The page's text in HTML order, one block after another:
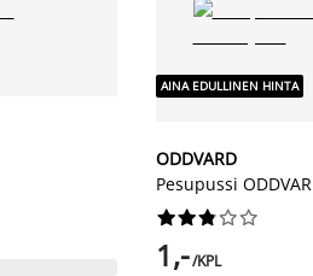
AINA EDULLINEN HINTA
ODDVARD
Pesupussi






1,-/KPL